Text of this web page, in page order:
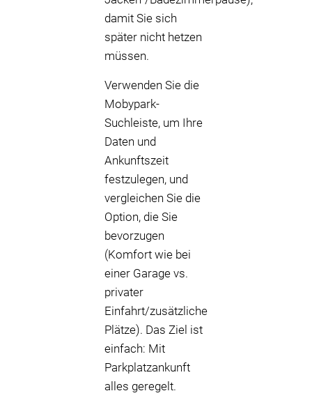
damit Sie sich
später nicht hetzen
müssen.
Verwenden Sie die
Mobypark-
Suchleiste, um Ihre
Daten und
Ankunftszeit
festzulegen, und
vergleichen Sie die
Option, die Sie
bevorzugen
(Komfort wie bei
einer Garage vs.
privater
Einfahrt/zusätzliche
Plätze). Das Ziel ist
einfach: Mit
Parkplatzankunft
alles geregelt.